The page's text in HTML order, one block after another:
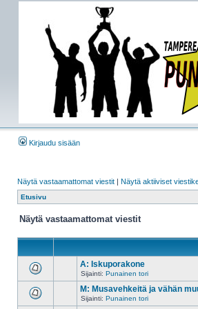
Kirjaudu sisään
Näytä vastaamattomat viestit | Näytä aktiiviset
Etusivu
Näytä vastaamattomat viestit
A: Iskuporakone
Sijainti: Punainen tori
M: Musavehkeitä ja vähän
Sijainti: Punainen tori